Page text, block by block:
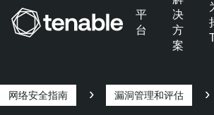
跳转至页脚
平
台
决
方
案
网络安全指南 漏洞管理和评估